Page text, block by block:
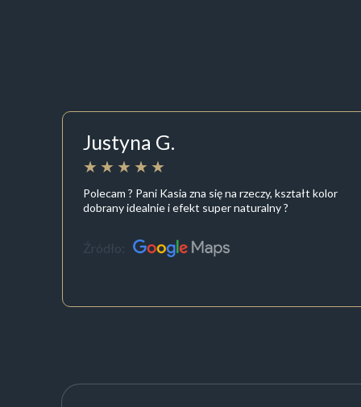
Justyna G.
Polecam ? Pani Kasia zna się na rzeczy, kształt kolor
dobrany idealnie i efekt super naturalny ?
Źródło: